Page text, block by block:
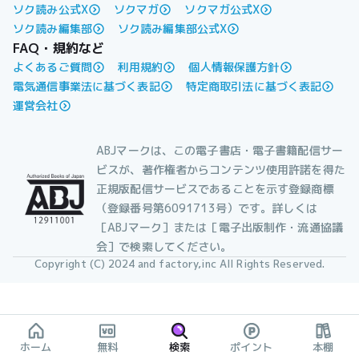
ソク読み公式X ソクマガ
ソクマガ公式X
ソク読み編集部
ソク読み編集部公式X
FAQ・規約など
よくあるご質問 利用規約
個人情報保護方針
電気通信事業法に基づく表記
特定商取引法に基づく表記
運営会社
ABJマークは、この電子書店・電子書籍配信サー
ビスが、著作権者からコンテンツ使用許諾を得た
正規版配信サービスであることを示す登録商標
（登録番号第6091713号）です。詳しくは
［ABJマーク］または［電子出版制作・流通協議
会］で検索してください。
Copyright (C) 2024 and factory,inc All Rights Reserved.
ホーム 無料 検索 ポイント 本棚